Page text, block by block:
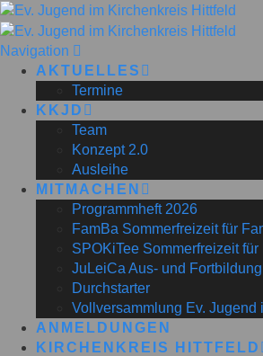
Navigation
AKTUELLES
Termine
KKJD
Team
Konzept 2.0
Ausleihe
MITMACHEN
Programmheft 2026
FamBa Sommerfreizeit für
SPOKiTee Sommerfreizeit
JuLeiCa Aus- und Fortbildung
Durchstarter
Vollversammlung Ev. Jugend
ANMELDUNGEN
KIRCHENKREIS HITTFELD